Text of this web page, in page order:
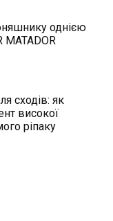
однією
MATADOR
сходів: як
високої
ріпаку